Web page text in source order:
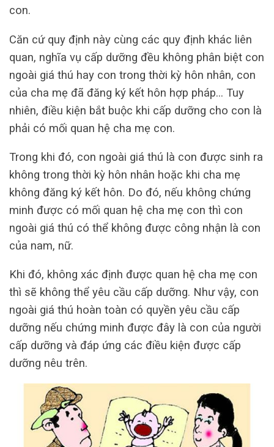
con.
Căn cứ quy định này cùng các quy định khác liên
quan, nghĩa vụ cấp dưỡng đều không phân biệt con
ngoài giá thú hay con trong thời kỳ hôn nhân, con
của cha mẹ đã đăng ký kết hôn hợp pháp… Tuy
nhiên, điều kiện bắt buộc khi cấp dưỡng cho con là
phải có mối quan hệ cha mẹ con.
Trong khi đó, con ngoài giá thú là con được sinh ra
không trong thời kỳ hôn nhân hoặc khi cha mẹ
không đăng ký kết hôn. Do đó, nếu không chứng
minh được có mối quan hệ cha mẹ con thì con
ngoài giá thú có thể không được công nhận là con
của nam, nữ.
Khi đó, không xác định được quan hệ cha mẹ con
thì sẽ không thể yêu cầu cấp dưỡng. Như vậy, con
ngoài giá thú hoàn toàn có quyền yêu cầu cấp
dưỡng nếu chứng minh được đây là con của người
cấp dưỡng và đáp ứng các điều kiện được cấp
dưỡng nêu trên.